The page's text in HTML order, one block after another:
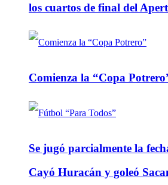
los cuartos de final del
Comienza la “Copa
Se jugó parcialmente la
Cayó Huracán y goleó